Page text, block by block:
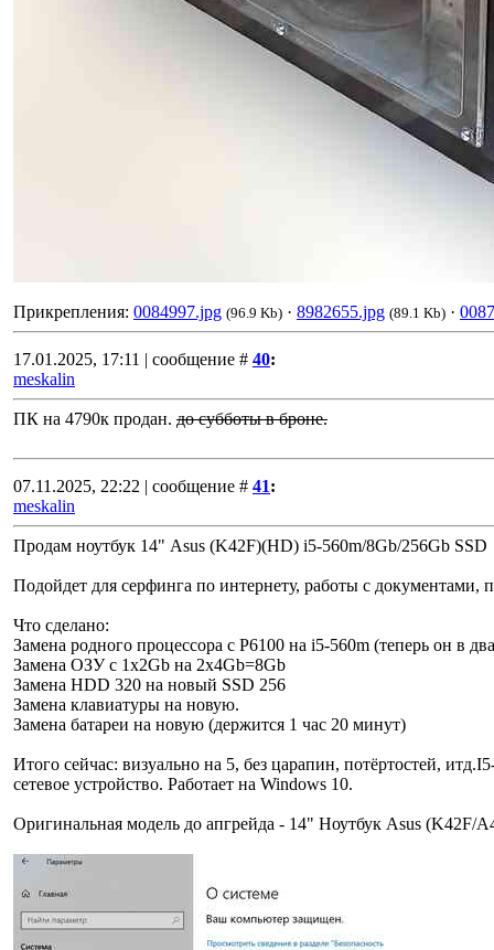
Прикрепления: 0084997.jpg (96.9 Kb) · 8982655.jpg (89.1 Kb) ·
17.01.2025, 17:11 | сообщение # 40:
meskalin
ПК на 4790к продан. до субботы в броне.
07.11.2025, 22:22 | сообщение # 41:
meskalin
Продам ноутбук 14" Asus (K42F)(HD) i5-560m/8Gb/256Gb SSD
Подойдет для серфинга по интернету, работы с
Что сделано:
Замена родного процессора с P6100 на i5-560m (теперь он в
Замена ОЗУ с 1х2Gb на 2х4Gb=8Gb
Замена HDD 320 на новый SSD 256
Замена клавиатуры на новую.
Замена батареи на новую (держится 1 час 20 минут)
Итого сейчас: визуально на 5, без царапин, потёртостей,
сетевое устройство. Работает на Windows 10.
Оригинальная модель до апгрейда - 14" Ноутбук Asus